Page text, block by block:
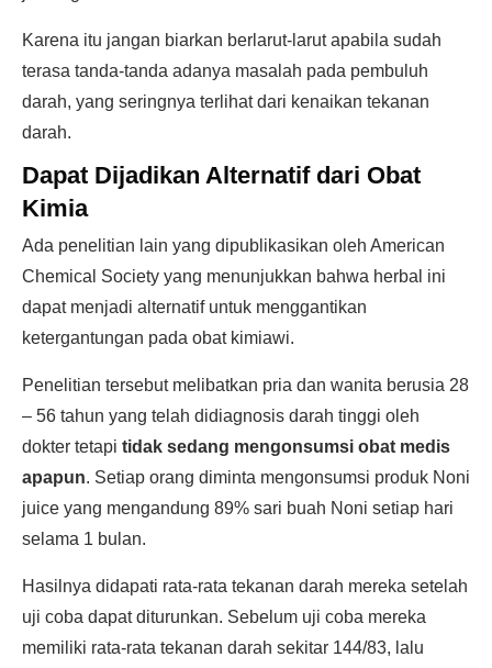
Karena itu jangan biarkan berlarut-larut apabila sudah
terasa tanda-tanda adanya masalah pada pembuluh
darah, yang seringnya terlihat dari kenaikan tekanan
darah.
Dapat Dijadikan Alternatif dari Obat
Kimia
Ada penelitian lain yang dipublikasikan oleh American
Chemical Society yang menunjukkan bahwa herbal ini
dapat menjadi alternatif untuk menggantikan
ketergantungan pada obat kimiawi.
Penelitian tersebut melibatkan pria dan wanita berusia 28
– 56 tahun yang telah didiagnosis darah tinggi oleh
dokter tetapi tidak sedang mengonsumsi obat medis
apapun. Setiap orang diminta mengonsumsi produk Noni
juice yang mengandung 89% sari buah Noni setiap hari
selama 1 bulan.
Hasilnya didapati rata-rata tekanan darah mereka setelah
uji coba dapat diturunkan. Sebelum uji coba mereka
memiliki rata-rata tekanan darah sekitar 144/83, lalu